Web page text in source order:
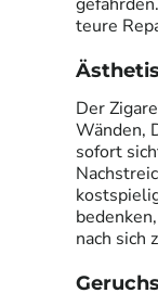
teure
Der
Wänden,
sofort
nach sich